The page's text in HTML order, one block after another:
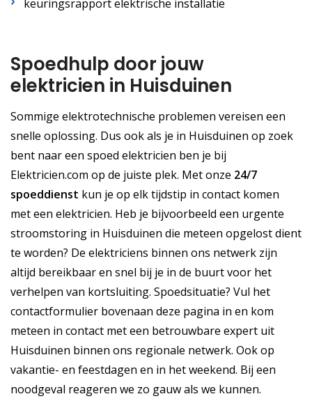
keuringsrapport elektrische installatie
Spoedhulp door jouw
elektricien in Huisduinen
Sommige elektrotechnische problemen vereisen een
snelle oplossing. Dus ook als je in Huisduinen op zoek
bent naar een spoed elektricien ben je bij
Elektricien.com op de juiste plek. Met onze 24/7
spoeddienst kun je op elk tijdstip in contact komen
met een elektricien. Heb je bijvoorbeeld een urgente
stroomstoring in Huisduinen die meteen opgelost dient
te worden? De elektriciens binnen ons netwerk zijn
altijd bereikbaar en snel bij je in de buurt voor het
verhelpen van kortsluiting. Spoedsituatie? Vul het
contactformulier bovenaan deze pagina in en kom
meteen in contact met een betrouwbare expert uit
Huisduinen binnen ons regionale netwerk. Ook op
vakantie- en feestdagen en in het weekend. Bij een
noodgeval reageren we zo gauw als we kunnen.